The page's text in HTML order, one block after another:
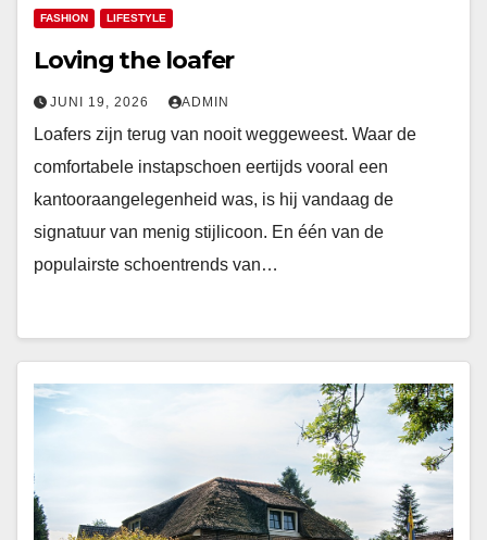
FASHION LIFESTYLE
Loving the loafer
JUNI 19, 2026 ADMIN
Loafers zijn terug van nooit weggeweest. Waar de
comfortabele instapschoen eertijds vooral een
kantooraangelegenheid was, is hij vandaag de
signatuur van menig stijlicoon. En één van de
populairste schoentrends van…